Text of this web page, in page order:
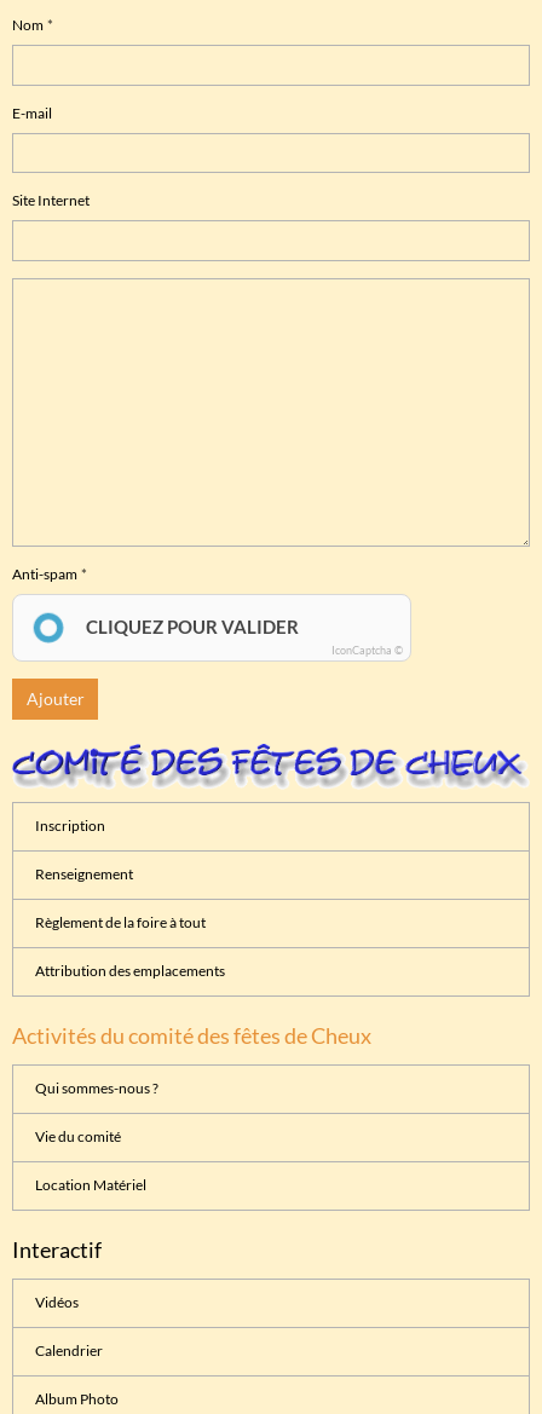
Nom
E-mail
Site Internet
Anti-spam
CLIQUEZ POUR VALIDER
IconCaptcha ©
Ajouter
Inscription
Renseignement
Règlement de la foire à tout
Attribution des emplacements
Activités du comité des fêtes de Cheux
Qui sommes-nous ?
Vie du comité
Location Matériel
Interactif
Vidéos
Calendrier
Album Photo